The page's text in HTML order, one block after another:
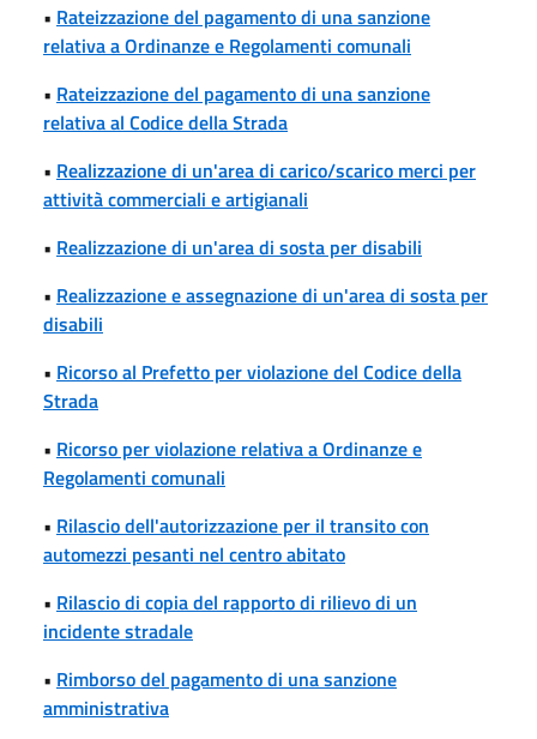
• Rateizzazione del pagamento di una sanzione
relativa a Ordinanze e Regolamenti comunali
• Rateizzazione del pagamento di una sanzione
relativa al Codice della Strada
• Realizzazione di un'area di carico/scarico merci per
attività commerciali e artigianali
• Realizzazione di un'area di sosta per disabili
• Realizzazione e assegnazione di un'area di sosta per
disabili
• Ricorso al Prefetto per violazione del Codice della
Strada
• Ricorso per violazione relativa a Ordinanze e
Regolamenti comunali
• Rilascio dell'autorizzazione per il transito con
automezzi pesanti nel centro abitato
• Rilascio di copia del rapporto di rilievo di un
incidente stradale
• Rimborso del pagamento di una sanzione
amministrativa